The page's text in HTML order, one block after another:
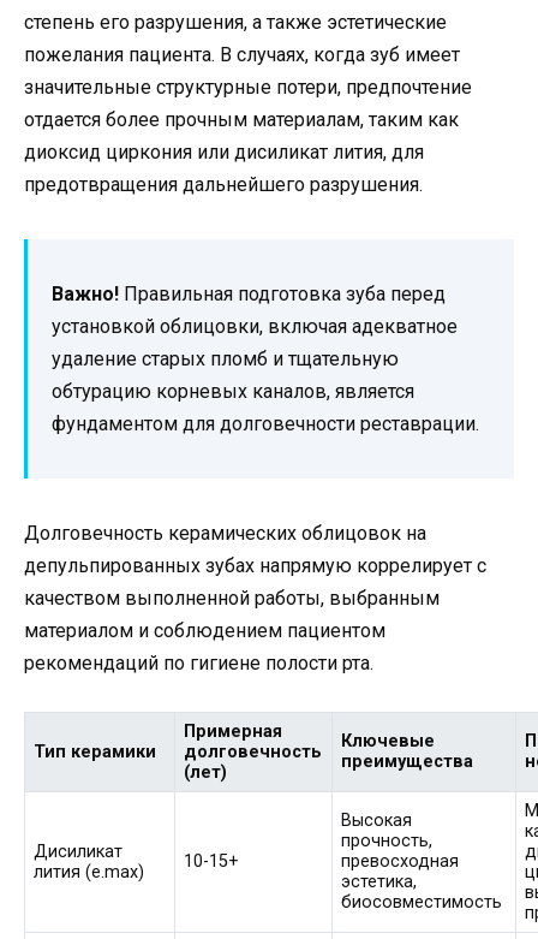
степень его разрушения, а также эстетические
пожелания пациента. В случаях, когда зуб имеет
значительные структурные потери, предпочтение
отдается более прочным материалам, таким как
диоксид циркония или дисиликат лития, для
предотвращения дальнейшего разрушения.
Важно! Правильная подготовка зуба перед
установкой облицовки, включая адекватное
удаление старых пломб и тщательную
обтурацию корневых каналов, является
фундаментом для долговечности реставрации.
Долговечность керамических облицовок на
депульпированных зубах напрямую коррелирует с
качеством выполненной работы, выбранным
материалом и соблюдением пациентом
рекомендаций по гигиене полости рта.
Тип керамики
Примерная
долговечность
(лет)
Ключевые
преимущества
Дисиликат
лития (e.max)
10-15+
Высокая
прочность,
превосходная
эстетика,
биосовместимость